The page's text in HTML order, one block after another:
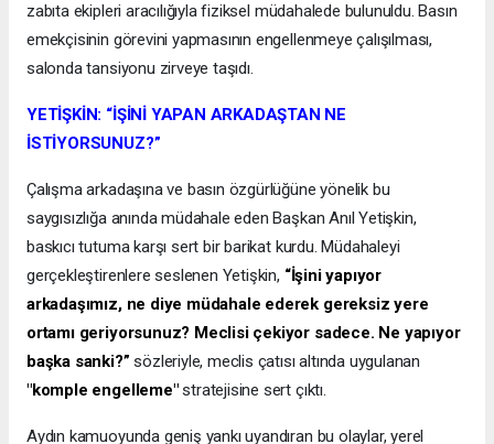
zabıta ekipleri aracılığıyla fiziksel müdahalede bulunuldu. Basın
emekçisinin görevini yapmasının engellenmeye çalışılması,
salonda tansiyonu zirveye taşıdı.
YETİŞKİN: “İŞİNİ YAPAN ARKADAŞTAN NE
İSTİYORSUNUZ?”
Çalışma arkadaşına ve basın özgürlüğüne yönelik bu
saygısızlığa anında müdahale eden Başkan Anıl Yetişkin,
baskıcı tutuma karşı sert bir barikat kurdu. Müdahaleyi
gerçekleştirenlere seslenen Yetişkin, “İşini yapıyor
arkadaşımız, ne diye müdahale ederek gereksiz yere
ortamı geriyorsunuz? Meclisi çekiyor sadece. Ne yapıyor
başka sanki?”sözleriyle, meclis çatısı altında uygulanan
"komple engelleme"stratejisine sert çıktı.
Aydın kamuoyunda geniş yankı uyandıran bu olaylar, yerel